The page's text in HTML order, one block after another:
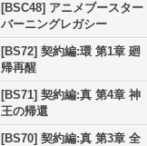
[BSC48] アニメブースター
バーニングレガシー
[BS72] 契約編:環 第1章 廻
帰再醒
[BS71] 契約編:真 第4章 神
王の帰還
[BS70] 契約編:真 第3章 全